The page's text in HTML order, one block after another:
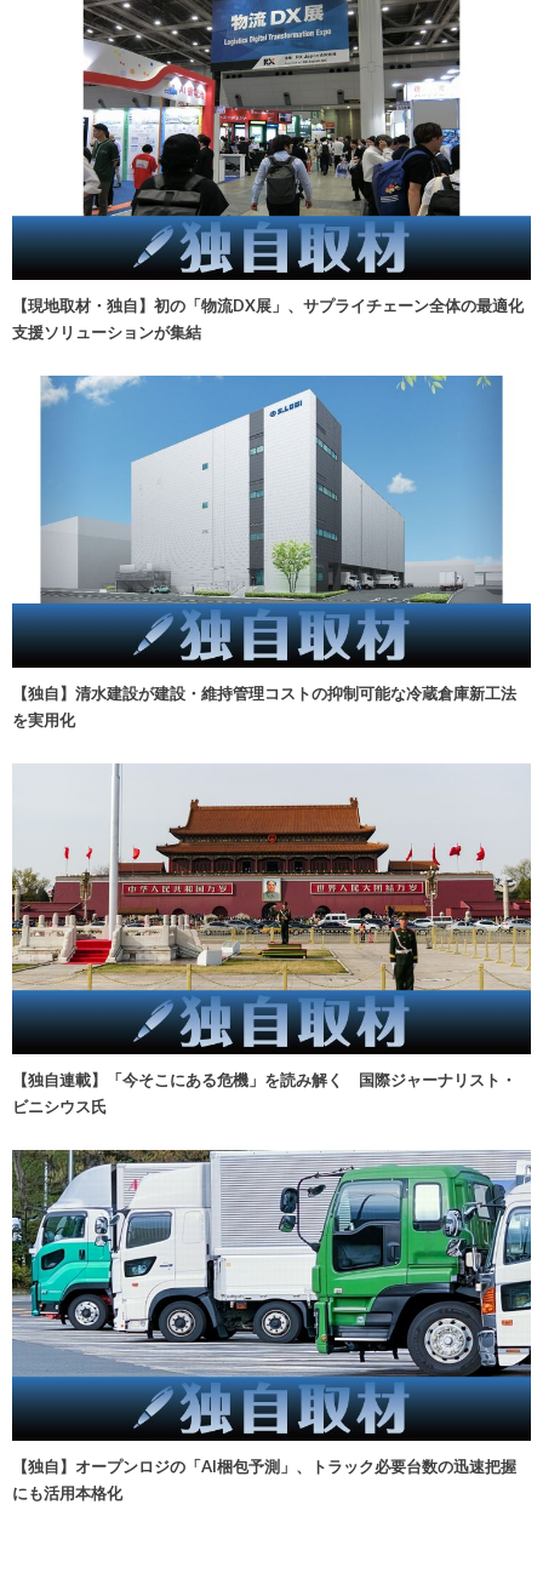
【現地取材・独自】初の「物流DX展」、サプライチェーン全体の最適化
支援ソリューションが集結
【独自】清水建設が建設・維持管理コストの抑制可能な冷蔵倉庫新工法
を実用化
【独自連載】「今そこにある危機」を読み解く 国際ジャーナリスト・
ビニシウス氏
【独自】オープンロジの「AI梱包予測」、トラック必要台数の迅速把握
にも活用本格化